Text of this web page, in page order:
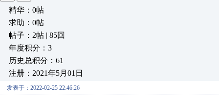
精华：0帖
求助：0帖
帖子：2帖 | 85回
年度积分：3
历史总积分：61
注册：2021年5月01日
发表于：2022-02-25 22:46:26